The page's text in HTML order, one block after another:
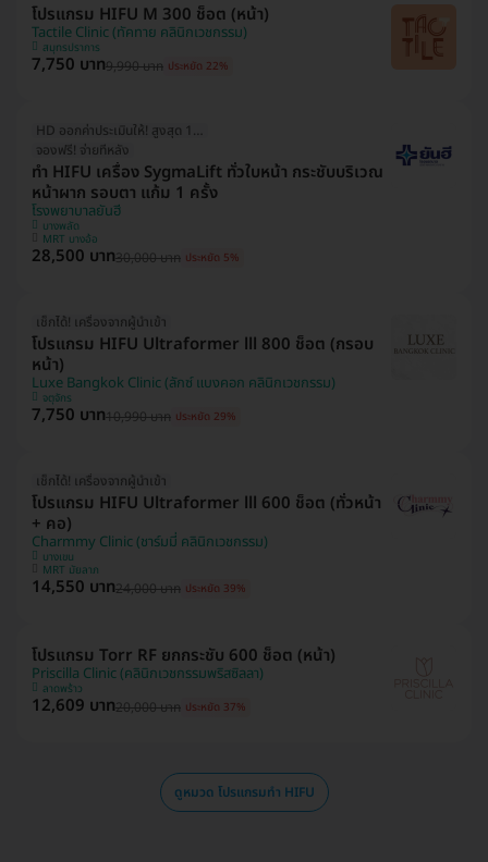
โปรแกรม HIFU M 300 ช็อต (หน้า)
Tactile Clinic (ทัคทาย คลินิกเวชกรรม)
สมุทรปราการ
7,750 บาท9,990 บาท ประหยัด 22%
HD ออกค่าประเมินให้! สูงสุด 1000 บ.
จองฟรี! จ่ายทีหลัง
ทำ HIFU เครื่อง SygmaLift ทั่วใบหน้า กระชับบริเวณ
หน้าผาก รอบตา แก้ม 1 ครั้ง
โรงพยาบาลยันฮี
บางพลัด
MRT บางอ้อ
28,500 บาท30,000 บาท ประหยัด 5%
เช็กได้! เครื่องจากผู้นำเข้า
โปรแกรม HIFU Ultraformer lll 800 ช็อต (กรอบ
หน้า)
Luxe Bangkok Clinic (ลักซ์ แบงคอก คลินิกเวชกรรม)
จตุจักร
7,750 บาท10,990 บาท ประหยัด 29%
เช็กได้! เครื่องจากผู้นำเข้า
โปรแกรม HIFU Ultraformer lll 600 ช็อต (ทั่วหน้า
+ คอ)
Charmmy Clinic (ชาร์มมี่ คลินิกเวชกรรม)
บางเขน
MRT มัยลาภ
14,550 บาท24,000 บาท ประหยัด 39%
โปรแกรม Torr RF ยกกระชับ 600 ช็อต (หน้า)
Priscilla Clinic (คลินิกเวชกรรมพริสซิลลา)
ลาดพร้าว
12,609 บาท20,000 บาท ประหยัด 37%
ดูหมวด โปรแกรมทำ HIFU